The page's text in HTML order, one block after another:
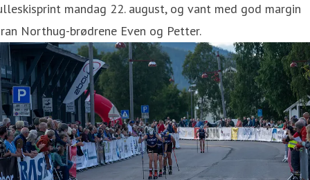
mandag 22. august, og vant med god margin
Northug-brødrene Even og Petter.